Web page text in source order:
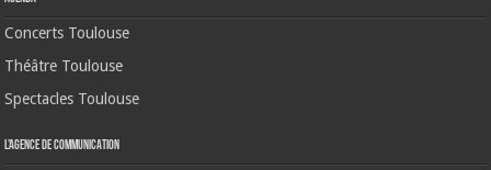
Concerts Toulouse
Théâtre Toulouse
Spectacles Toulouse
L’agence de communication